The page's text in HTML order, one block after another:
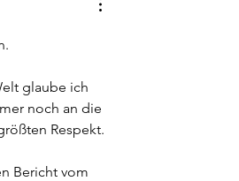
glaube ich
noch an die
Respekt.
Bericht vom